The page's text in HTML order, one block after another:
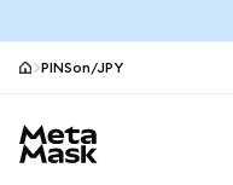
PINSon/JPY